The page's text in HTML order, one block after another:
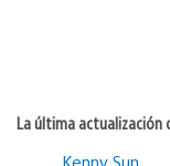
La última actualización
Kenny Sun